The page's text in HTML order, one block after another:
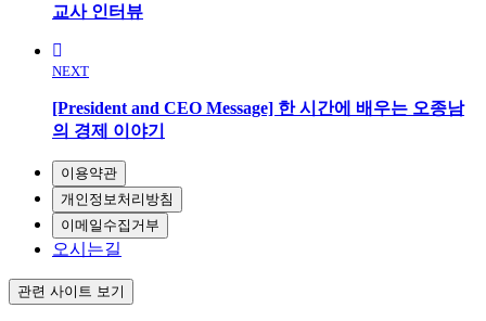
교사 인터뷰
NEXT
[President and CEO Message] 한 시간에 배우는 오종남
의 경제 이야기
이용약관
개인정보처리방침
이메일수집거부
오시는길
관련 사이트 보기